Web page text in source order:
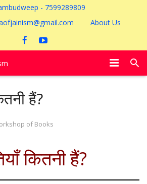
- 7599289809
About Us
हैं?
of Books
कितनी हैं?